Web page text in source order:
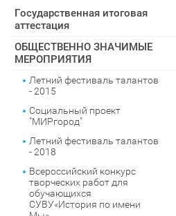
Государственная итоговая
аттестация
ОБЩЕСТВЕННО ЗНАЧИМЫЕ
МЕРОПРИЯТИЯ
Летний фестиваль талантов
- 2015
Социальный проект
"МИРгород"
Летний фестиваль талантов
- 2018
Всероссийский конкурс
творческих работ для
обучающихся
СУВУ«История по имени